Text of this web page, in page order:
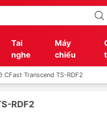
Tai
nghe
Máy
chiếu
CFast Transcend TS-RDF2
RDF2